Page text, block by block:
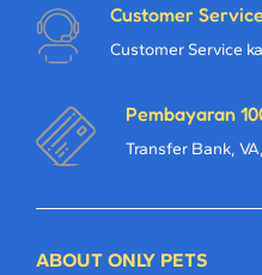
Customer
Customer Service
Pembayaran
Transfer Bank,
ABOUT ONLY PETS